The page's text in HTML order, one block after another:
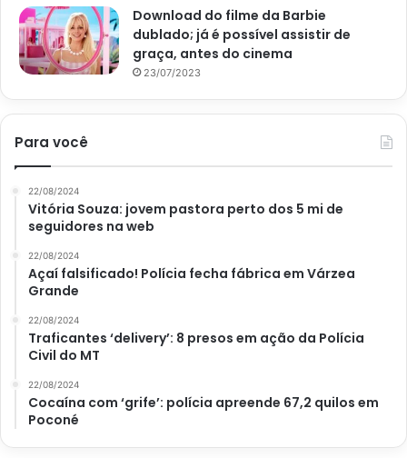
Download do filme da Barbie
dublado; já é possível assistir de
graça, antes do cinema
23/07/2023
Para você
22/08/2024
Vitória Souza: jovem pastora perto dos 5 mi de
seguidores na web
22/08/2024
Açaí falsificado! Polícia fecha fábrica em Várzea
Grande
22/08/2024
Traficantes ‘delivery’: 8 presos em ação da Polícia
Civil do MT
22/08/2024
Cocaína com ‘grife’: polícia apreende 67,2 quilos em
Poconé